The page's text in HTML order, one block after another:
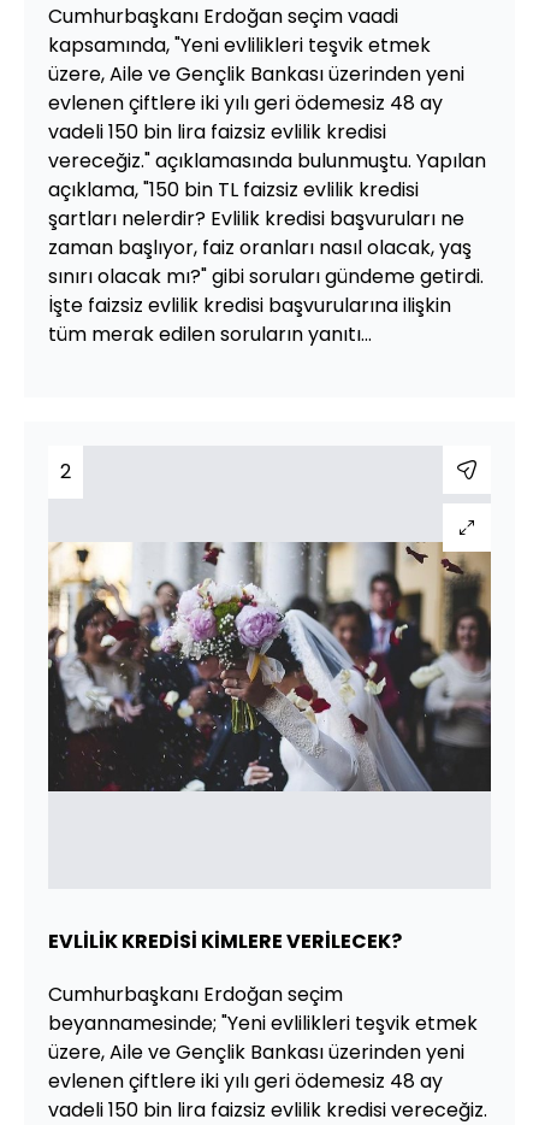
Cumhurbaşkanı Erdoğan seçim vaadi
kapsamında, "Yeni evlilikleri teşvik etmek
üzere, Aile ve Gençlik Bankası üzerinden yeni
evlenen çiftlere iki yılı geri ödemesiz 48 ay
vadeli 150 bin lira faizsiz evlilik kredisi
vereceğiz." açıklamasında bulunmuştu. Yapılan
açıklama, "150 bin TL faizsiz evlilik kredisi
şartları nelerdir? Evlilik kredisi başvuruları ne
zaman başlıyor, faiz oranları nasıl olacak, yaş
sınırı olacak mı?" gibi soruları gündeme getirdi.
İşte faizsiz evlilik kredisi başvurularına ilişkin
tüm merak edilen soruların yanıtı...
2
EVLİLİK KREDİSİ KİMLERE VERİLECEK?
Cumhurbaşkanı Erdoğan seçim
beyannamesinde; "Yeni evlilikleri teşvik etmek
üzere, Aile ve Gençlik Bankası üzerinden yeni
evlenen çiftlere iki yılı geri ödemesiz 48 ay
vadeli 150 bin lira faizsiz evlilik kredisi vereceğiz.